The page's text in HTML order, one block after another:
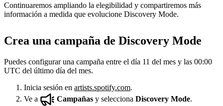
Continuaremos ampliando la elegibilidad y compartiremos más
información a medida que evolucione Discovery Mode.
Crea una campaña de Discovery Mode
Puedes configurar una campaña entre el día 11 del mes y las 00:00
UTC del último día del mes.
Inicia sesión en artists.spotify.com.
Ve a
Campañas y selecciona Discovery Mode.